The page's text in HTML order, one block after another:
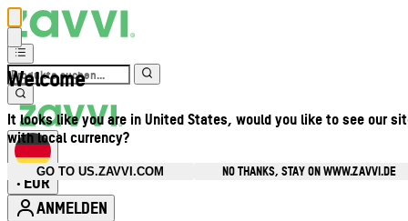
Welcome
It looks like you are in United States, would you like to see our
with local currency?
GO TO US.ZAVVI.COM
NO THANKS, STAY ON WWW.ZAVVI.DE
• EUR
ANMELDEN